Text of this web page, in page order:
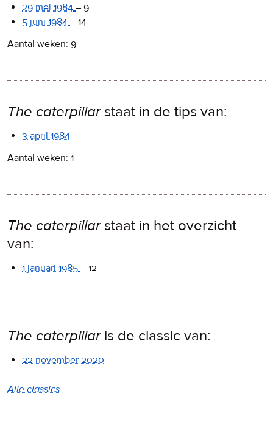
29 mei 1984 – 9
5 juni 1984 – 14
Aantal weken: 9
The caterpillarstaat in de tips van:
3 april 1984
Aantal weken: 1
The caterpillarstaat in het overzicht
van:
1 januari 1985 – 12
The caterpillaris de classic van:
22 november 2020
Alle classics